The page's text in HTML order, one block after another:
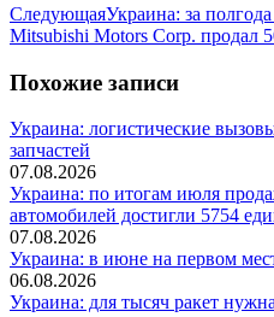
СледующаяСледующая
запись:
Украина: за
Mitsubishi Motors Corp. продал
Похожие записи
Украина: логистические
запчастей
07.08.2026
Украина: по итогам июля
автомобилей достигли 5754
07.08.2026
Украина: в июне на первом
06.08.2026
Украина: для тысяч ракет